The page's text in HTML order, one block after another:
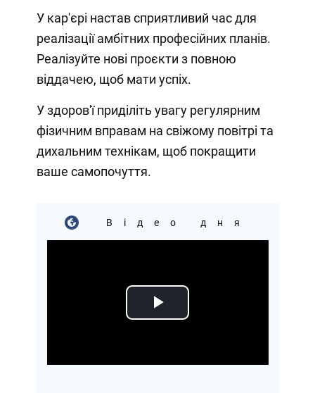
У кар'єрі настав сприятливий час для
реалізації амбітних професійних планів.
Реалізуйте нові проєкти з повною
віддачею, щоб мати успіх.
У здоров'ї приділіть увагу регулярним
фізичним вправам на свіжому повітрі та
дихальним технікам, щоб покращити
ваше самопочуття.
Відео дня
Play